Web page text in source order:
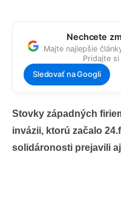
Nechcete
Majte najlepšie
Pridajte
Sledovať na Googli
Stovky západných
invázii, ktorú začalo
solidáronosti prejavili